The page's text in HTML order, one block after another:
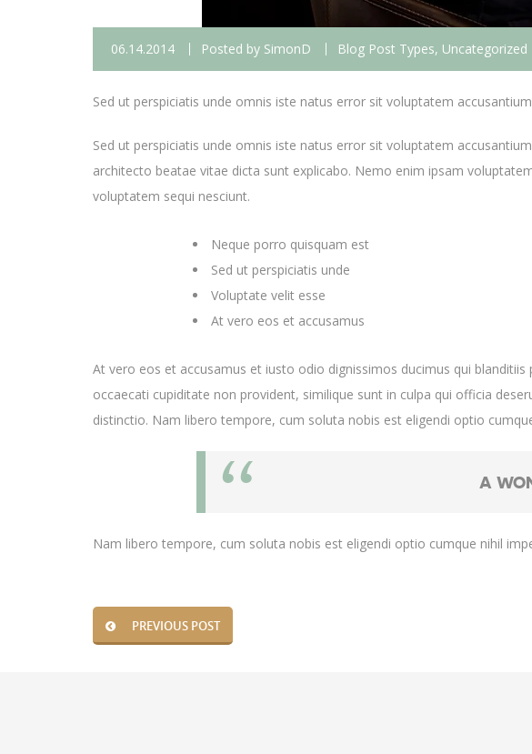
06.14.2014 Posted by SimonD Blog Post Types, Uncategorized
Sed ut perspiciatis unde omnis iste natus error sit voluptatem
Sed ut perspiciatis unde omnis iste natus error sit voluptatem
architecto beatae vitae dicta sunt explicabo. Nemo enim ipsam
voluptatem sequi nesciunt.
Neque porro quisquam est
Sed ut perspiciatis unde
Voluptate velit esse
At vero eos et accusamus
At vero eos et accusamus et iusto odio dignissimos ducimus qui
occaecati cupiditate non provident, similique sunt in culpa qui officia
distinctio. Nam libero tempore, cum soluta nobis est eligendi optio
A
Nam libero tempore, cum soluta nobis est eligendi optio cumque nihil
PREVIOUS POST